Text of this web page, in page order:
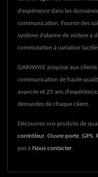
d'expérience dans les
communication. Fournir des
système d'alarme de voiture à
commutation à variation tactile
GAINWISE propose aux
communication de haute
avancée et 25 ans
demandes de chaque client.
Découvrez nos produits de
contrôleur, Ouvre-porte GPS
pas à Nous contacter.